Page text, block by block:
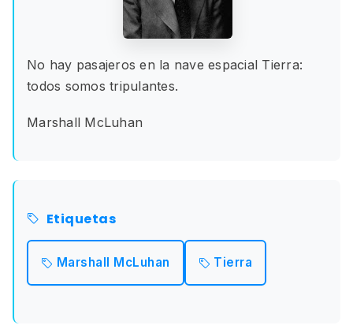
No hay pasajeros en la nave espacial Tierra:
todos somos tripulantes.
Marshall McLuhan
Etiquetas
Marshall McLuhan Tierra